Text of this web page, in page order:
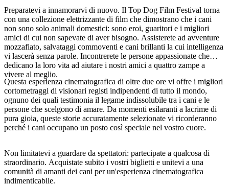
Cerca:
Sign
up
Preparatevi a innamorarvi di nuovo. Il Top Dog Film Festival torna
con una collezione elettrizzante di film che dimostrano che i cani
non sono solo animali domestici: sono eroi, guaritori e i migliori
amici di cui non sapevate di aver bisogno. Assisterete ad avventure
mozzafiato, salvataggi commoventi e cani brillanti la cui intelligenza
vi lascerà senza parole. Incontrerete le persone appassionate che
dedicano la loro vita ad aiutare i nostri amici a quattro zampe a
vivere al meglio.
Questa esperienza cinematografica di oltre due ore vi offre i migliori
cortometraggi di visionari registi indipendenti di tutto il mondo,
ognuno dei quali testimonia il legame indissolubile tra i cani e le
persone che scelgono di amare. Da momenti esilaranti a lacrime di
pura gioia, queste storie accuratamente selezionate vi ricorderanno
perché i cani occupano un posto così speciale nel vostro cuore.
Non limitatevi a guardare da spettatori: partecipate a qualcosa di
straordinario. Acquistate subito i vostri biglietti e unitevi a una
comunità di amanti dei cani per un'esperienza cinematografica
indimenticabile.